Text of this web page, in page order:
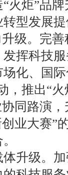
火炬”品
型发展
。完善
挥科技
化、国
，推出“
同路演
业大赛”
级。加